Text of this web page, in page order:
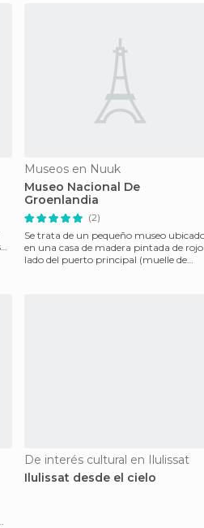
Museos en Nuuk
Museo Nacional De
Groenlandia
(2)
Se trata de un pequeño museo
en una casa de madera pintada de
lado del puerto principal (muelle de
De interés cultural en Ilulissat
Ilulissat desde el cielo